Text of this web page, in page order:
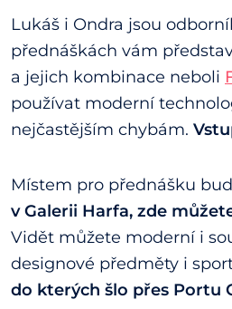
Lukáš i Ondra jsou
přednáškách vám
a jejich kombinace neboli
používat moderní
nejčastějším chybám.
Místem pro přednášku
v Galerii Harfa, zde
Vidět můžete moderní i
designové předměty i
do kterých šlo přes Portu